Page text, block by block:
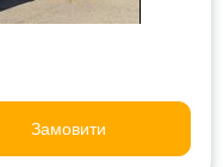
Замовити